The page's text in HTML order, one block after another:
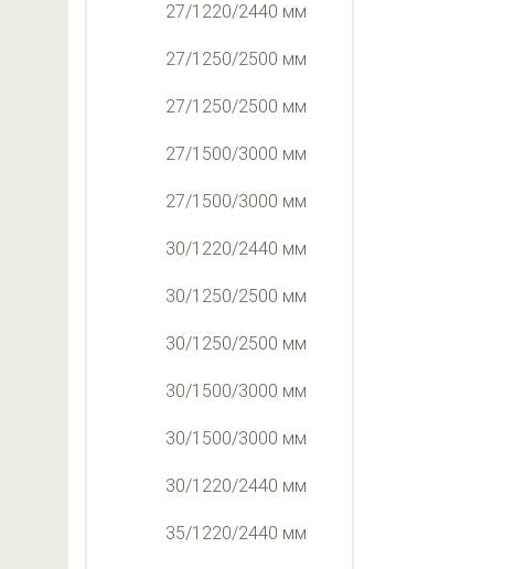
27/1220/2440 мм
27/1250/2500 мм
27/1250/2500 мм
27/1500/3000 мм
27/1500/3000 мм
30/1220/2440 мм
30/1250/2500 мм
30/1250/2500 мм
30/1500/3000 мм
30/1500/3000 мм
30/1220/2440 мм
35/1220/2440 мм